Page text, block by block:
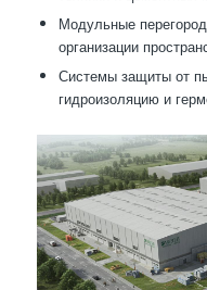
Модульные
организации
Системы защиты от
гидроизоляцию и